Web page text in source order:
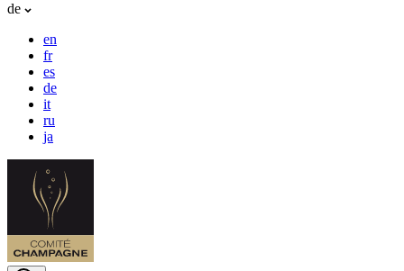
de
en
fr
es
de
it
ru
ja